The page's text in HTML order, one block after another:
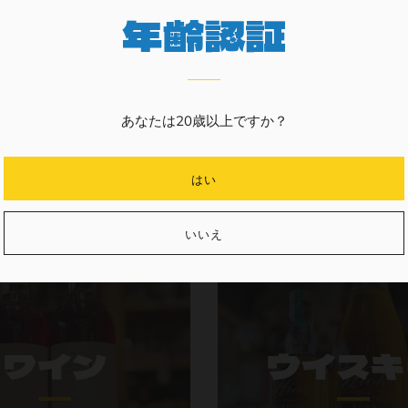
年齢認証
あなたは20歳以上ですか？
はい
いいえ
お酒の種類から
ワイン ウイス